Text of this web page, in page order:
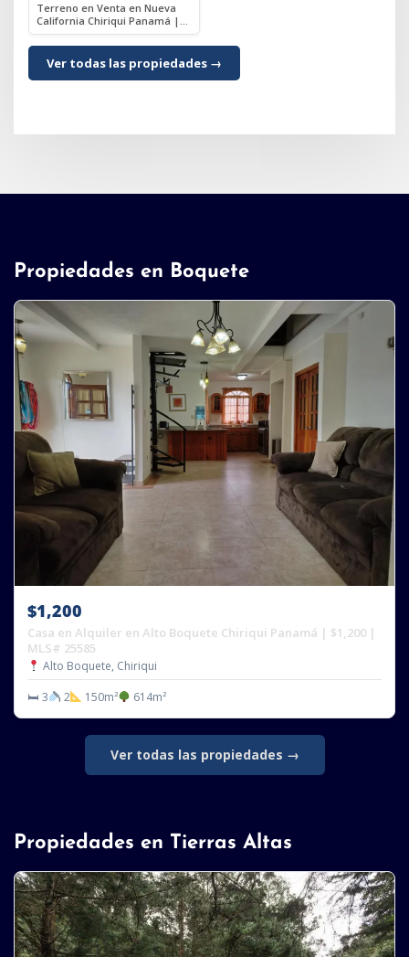
Terreno en Venta en Nueva
California Chiriqui Panamá |
$381,738 | MLS# 23070
Ver todas las propiedades →
Propiedades en Boquete
$1,200
Casa en Alquiler en Alto Boquete Chiriqui Panamá | $1,200 |
MLS# 25585
Alto Boquete, Chiriqui
🛏 3
2 150m² 614m²
Ver todas las propiedades →
Propiedades en Tierras Altas